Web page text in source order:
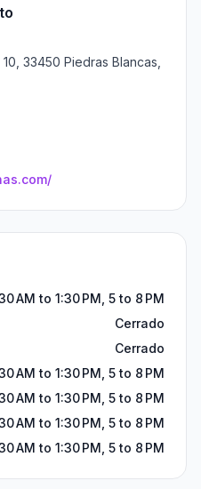
33450 Piedras Blancas,
AM to 1:30 PM, 5 to 8 PM
Cerrado
Cerrado
AM to 1:30 PM, 5 to 8 PM
AM to 1:30 PM, 5 to 8 PM
AM to 1:30 PM, 5 to 8 PM
AM to 1:30 PM, 5 to 8 PM